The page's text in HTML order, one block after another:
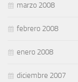
marzo 2008
febrero 2008
enero 2008
diciembre 2007